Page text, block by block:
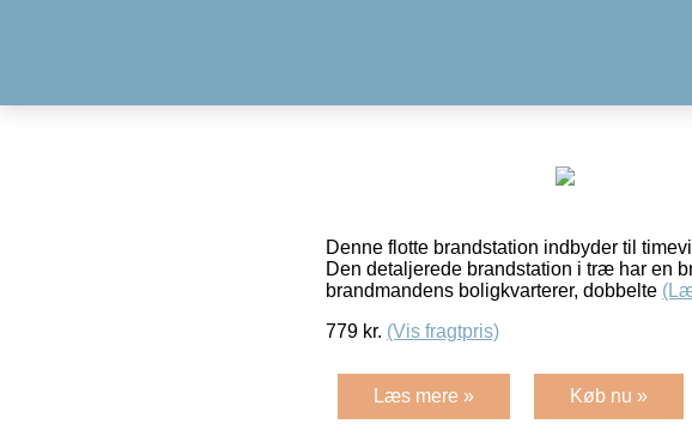
Denne flotte brandstation indbyder til
Den detaljerede brandstation i træ har en
brandmandens boligkvarterer, dobbelte
779 kr. (Vis fragtpris)
Læs mere » Køb nu »